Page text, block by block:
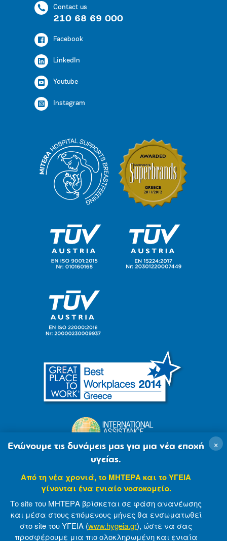
Contact us
210 68 69 000
Facebook
LinkedIn
Youtube
Instagram
© 2007-2021 MITERA S.A Privacy Policy
×
Ενώνουμε τις δυνάμεις μας για μια νέα εποχή
υγείας.
Από τη νέα χρονιά, το ΜΗΤΕΡΑ και το ΥΓΕΙΑ
γίνονται ένα ενιαίο νοσοκομείο.
Το site του ΜΗΤΕΡΑ βρίσκεται σε φάση ανανέωσης
και μέσα στους επόμενους μήνες θα ενσωματωθεί
στο site του ΥΓΕΙΑ (www.hygeia.gr), ώστε να σας
προσφέρουμε μια πιο ολοκληρωμένη και ενιαία